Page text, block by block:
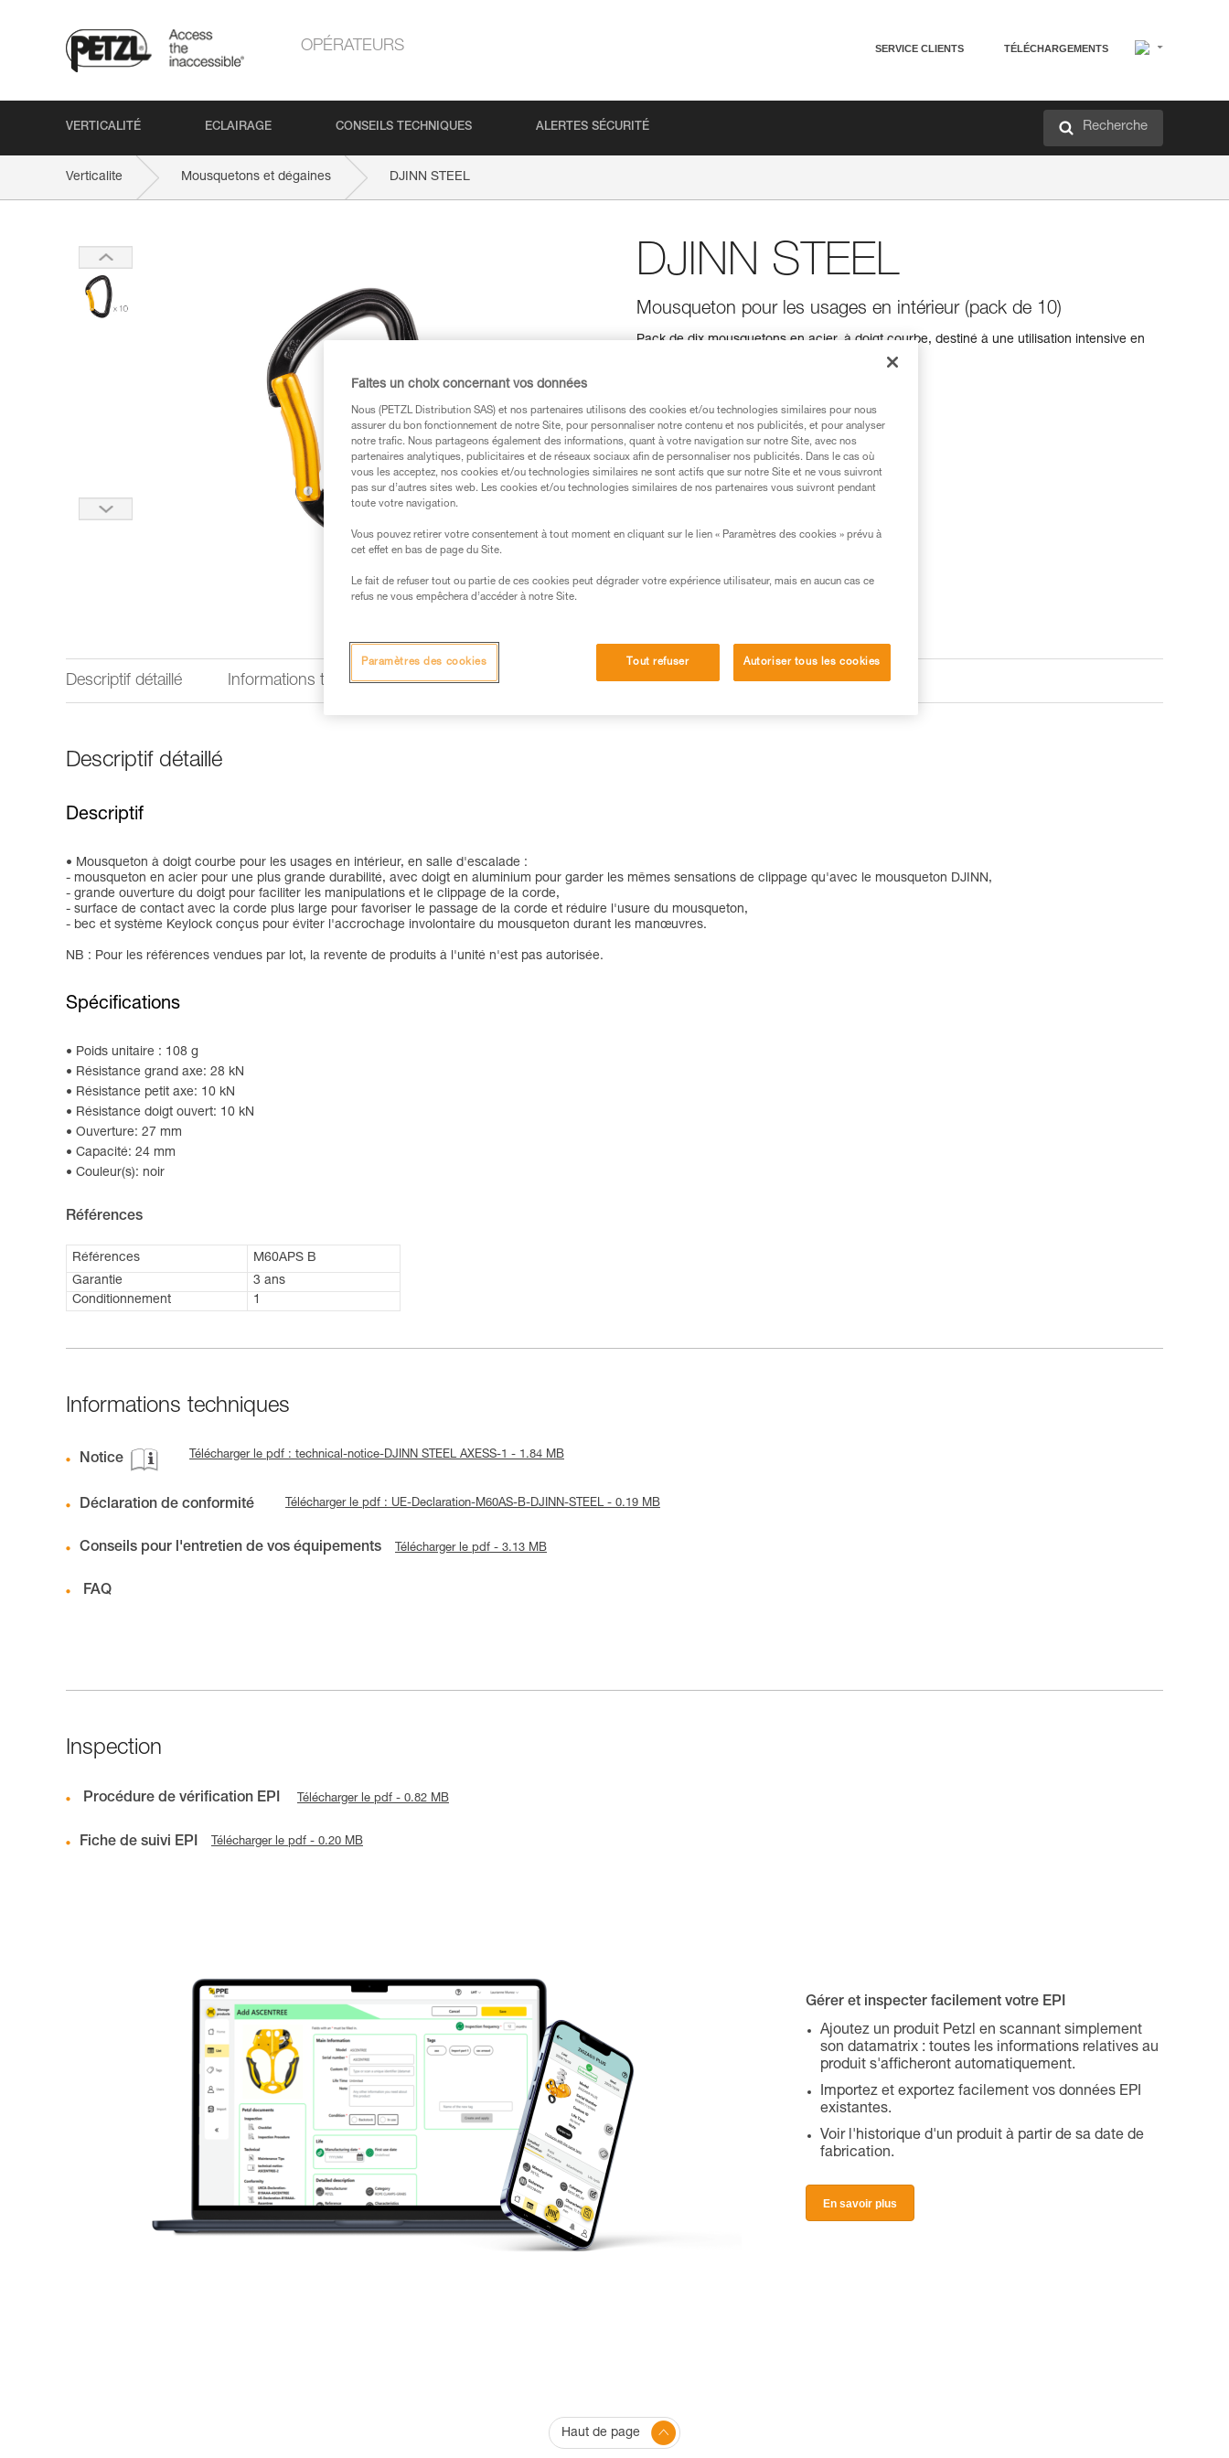
OPÉRATEURS SERVICE CLIENTS TÉLÉCHARGEMENTS
VERTICALITÉ ECLAIRAGE CONSEILS TECHNIQUES ALERTES SÉCURITÉ Recherche
Verticalite Mousquetons et dégaines DJINN STEEL
DJINN STEEL
Mousqueton pour les usages en intérieur (pack de 10)
Pack de dix mousquetons en acier, à doigt courbe, destiné à une utilisation intensive en
Trouvez un revendeur
Descriptif détaillé Informations techniques Inspection
Descriptif détaillé
Descriptif
Mousqueton à doigt courbe pour les usages en intérieur, en salle d'escalade :
- mousqueton en acier pour une plus grande durabilité, avec doigt en aluminium pour garder les mêmes sensations de clippage qu'avec le mousqueton DJINN,
- grande ouverture du doigt pour faciliter les manipulations et le clippage de la corde,
- surface de contact avec la corde plus large pour favoriser le passage de la corde et réduire l'usure du mousqueton,
- bec et système Keylock conçus pour éviter l'accrochage involontaire du mousqueton durant les manœuvres.
NB : Pour les références vendues par lot, la revente de produits à l'unité n'est pas autorisée.
Spécifications
Poids unitaire : 108 g
Résistance grand axe: 28 kN
Résistance petit axe: 10 kN
Résistance doigt ouvert: 10 kN
Ouverture: 27 mm
Capacité: 24 mm
Couleur(s): noir
Références
Références
M60APS B
Garantie
3 ans
Conditionnement
1
Informations techniques
Notice Télécharger le pdf : technical-notice-DJINN STEEL AXESS-1 - 1.84 MB
Déclaration de conformité Télécharger le pdf : UE-Declaration-M60AS-B-DJINN-STEEL - 0.19 MB
Conseils pour l'entretien de vos équipements Télécharger le pdf - 3.13 MB
FAQ
Inspection
Procédure de vérification EPI Télécharger le pdf - 0.82 MB
Fiche de suivi EPI Télécharger le pdf - 0.20 MB
Gérer et inspecter facilement votre EPI
Ajoutez un produit Petzl en scannant simplement
son datamatrix : toutes les informations relatives au
produit s'afficheront automatiquement.
Importez et exportez facilement vos données EPI
existantes.
Voir l'historique d'un produit à partir de sa date de
fabrication.
En savoir plus
Haut de page
Faites un choix concernant vos données
Nous (PETZL Distribution SAS) et nos partenaires utilisons des cookies et/ou technologies similaires pour nous
assurer du bon fonctionnement de notre Site, pour personnaliser notre contenu et nos publicités, et pour analyser
notre trafic. Nous partageons également des informations, quant à votre navigation sur notre Site, avec nos
partenaires analytiques, publicitaires et de réseaux sociaux afin de personnaliser nos publicités. Dans le cas où
vous les acceptez, nos cookies et/ou technologies similaires ne sont actifs que sur notre Site et ne vous suivront
pas sur d’autres sites web. Les cookies et/ou technologies similaires de nos partenaires vous suivront pendant
toute votre navigation.
Vous pouvez retirer votre consentement à tout moment en cliquant sur le lien « Paramètres des cookies » prévu à
cet effet en bas de page du Site.
Le fait de refuser tout ou partie de ces cookies peut dégrader votre expérience utilisateur, mais en aucun cas ce
refus ne vous empêchera d’accéder à notre Site.
Tout refuser Autoriser tous les cookies
Paramètres des cookies